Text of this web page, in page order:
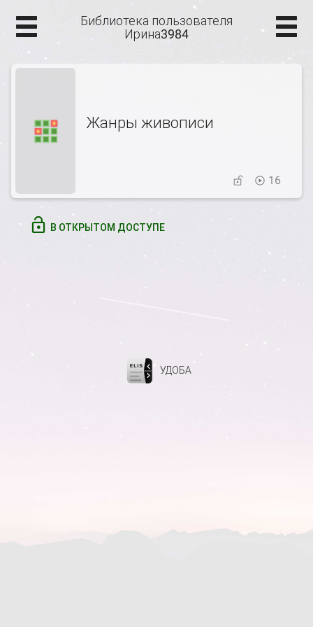
Библиотека пользователя
Ирина3984
Жанры живописи
16
В ОТКРЫТОМ ДОСТУПЕ
УДОБА